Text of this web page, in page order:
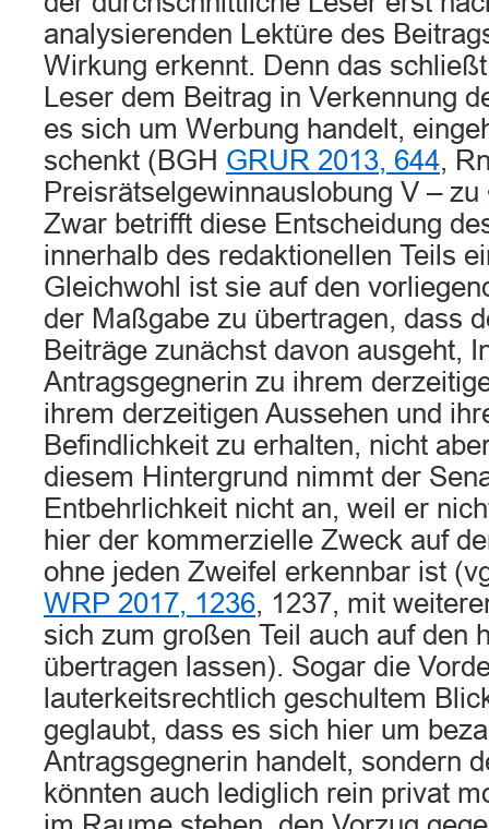
analysierenden Lektüre des
Wirkung erkennt. Denn das
Leser dem Beitrag in Verkennung
es sich um Werbung handelt,
schenkt (BGH GRUR 2013, 644,
Preisrätselgewinnauslobung V –
Zwar betrifft diese Entscheidung
innerhalb des redaktionellen Teils
Gleichwohl ist sie auf den
der Maßgabe zu übertragen, dass
Beiträge zunächst davon ausgeht,
Antragsgegnerin zu ihrem
ihrem derzeitigen Aussehen und
Befindlichkeit zu erhalten, nicht
diesem Hintergrund nimmt der
Entbehrlichkeit nicht an, weil er
hier der kommerzielle Zweck auf
ohne jeden Zweifel erkennbar ist
WRP 2017, 1236, 1237, mit
sich zum großen Teil auch auf den
übertragen lassen). Sogar die
lauterkeitsrechtlich geschultem
geglaubt, dass es sich hier um
Antragsgegnerin handelt, sondern
könnten auch lediglich rein privat